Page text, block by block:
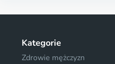
Kategorie
Zdrowie mężczyzn